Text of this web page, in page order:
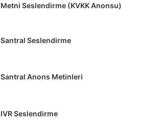
Metni Seslendirme (KVKK Anonsu)
Santral Seslendirme
Santral Anons Metinleri
IVR Seslendirme